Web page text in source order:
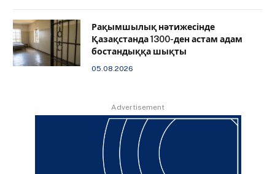
Рақымшылық нәтижесінде
Қазақстанда 1300-ден астам адам
бостандыққа шықты
05.08.2026
Advertisement